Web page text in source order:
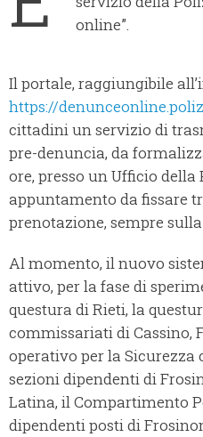
online”.
Il portale, raggiungibile
https://
cittadini un servizio di
pre-denuncia, da
ore, presso un Ufficio
appuntamento da fissare
prenotazione, sempre
Al momento, il nuovo
attivo, per la fase di
questura di Rieti, la
commissariati di Cassino,
operativo per la Sicurezza
sezioni dipendenti di
Latina, il Compartimento
dipendenti posti di